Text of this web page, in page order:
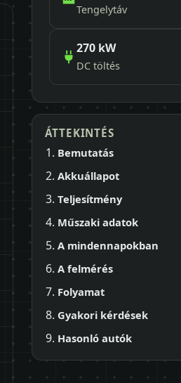
Tengelytáv
270 kW
DC töltés
ÁTTEKINTÉS
Bemutatás
Akkuállapot
Teljesítmény
Műszaki adatok
A mindennapokban
A felmérés
Folyamat
Gyakori kérdések
Hasonló autók